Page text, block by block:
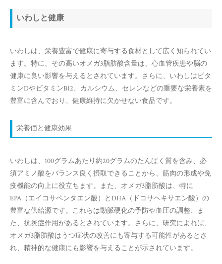
いわしと健康
いわしは、栄養豊富で健康に寄与する食材として広く知られてい
ます。特に、その高いオメガ3脂肪酸含量は、心血管疾患や脳の
健康に良い影響を与えるとされています。さらに、いわしはビタ
ミンDやビタミンB12、カルシウム、セレンなどの重要な栄養素を
豊富に含んでおり、健康維持に欠かせない食品です。
栄養価と健康効果
いわしは、100グラムあたり約20グラムのたんぱく質を含み、必
須アミノ酸をバランス良く摂取できることから、筋肉の形成や免
疫機能の向上に役立ちます。また、オメガ3脂肪酸は、特に
EPA（エイコサペンタエン酸）とDHA（ドコサヘキサエン酸）の
豊富な供給源です。これらは動脈硬化の予防や血圧の調整、ま
た、抗炎症作用があるとされています。さらに、研究によれば、
オメガ3脂肪酸はうつ症状の改善にも寄与する可能性があるとさ
れ、精神的な健康にも影響を与えることが示されています。